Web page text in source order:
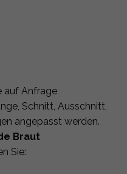
auf Anfrage
Schnitt, Ausschnitt,
angepasst werden.
Braut
Sie: